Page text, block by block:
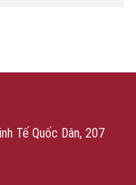
Tế Quốc Dân, 207